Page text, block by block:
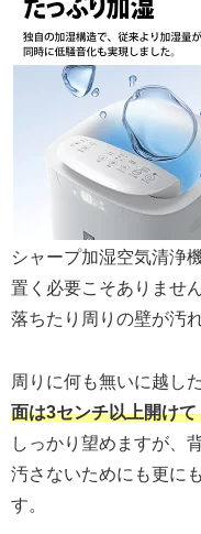
シャープ加湿空気清浄
置く必要こそありませ
落ちたり周りの壁が汚
周りに何も無いに越し
面は3センチ以上開け
しっかり望めますが、
汚さないためにも更に
す。